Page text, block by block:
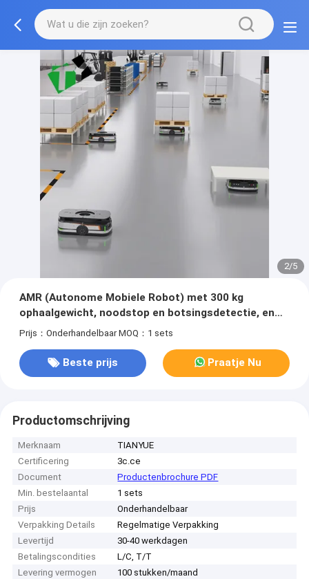
2/5
AMR (Autonome Mobiele Robot) met 300 kg
ophaalgewicht, noodstop en botsingsdetectie, en
WiFi / 5G-communicatie
Prijs：Onderhandelbaar MOQ：1 sets
Beste prijs Praatje Nu
Productomschrijving
Merknaam
TIANYUE
Certificering
3c.ce
Document
Productenbrochure PDF
Min. bestelaantal
1 sets
Prijs
Onderhandelbaar
Verpakking Details
Regelmatige Verpakking
Levertijd
30-40 werkdagen
Betalingscondities
L/C, T/T
Levering vermogen
100 stukken/maand